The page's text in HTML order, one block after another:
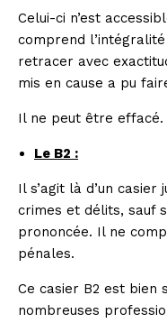
Celui-ci n’est
comprend
retracer avec
mis en cause a pu
Il ne peut être effacé.
Le B2 :
Il s’agit là d’un
crimes et délits, sauf
prononcée. Il ne
pénales.
Ce casier B2 est bien
nombreuses